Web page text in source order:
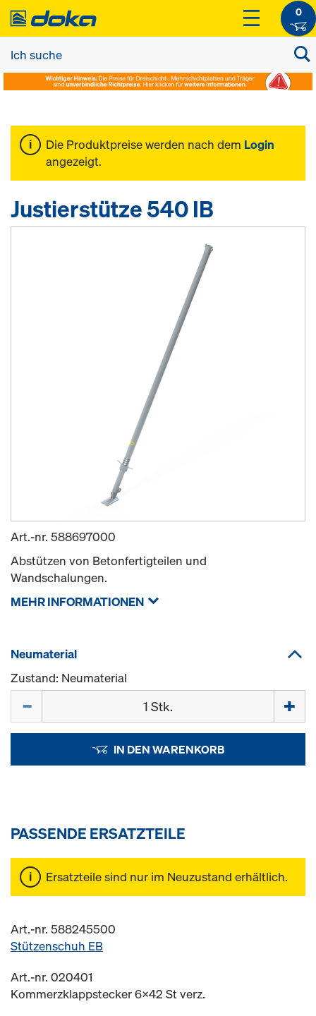
0
Die Produktpreise werden nach dem Login
angezeigt.
Justierstütze 540 IB
Art.-nr. 588697000
Abstützen von Betonfertigteilen und
Wandschalungen.
MEHR INFORMATIONEN
Neumaterial
Zustand: Neumaterial
IN DEN WARENKORB
PASSENDE ERSATZTEILE
Ersatzteile sind nur im Neuzustand erhältlich.
Art.-nr. 588245500
Stützenschuh EB
Art.-nr. 020401
Kommerzklappstecker 6x42 St verz.